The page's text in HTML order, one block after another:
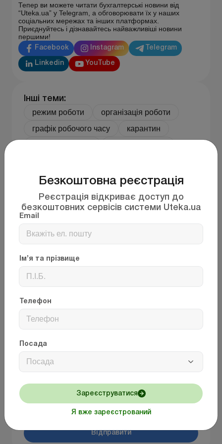
Тепер ви можете читати бухгалтерські новини від
“Uteka.ua” у Telegram, а обговорювати їх у наших
соціальних мережах та інших платформах.
Приєднуйтесь і дізнавайтесь найважливіші новини
першими!
Facebook Instagram Telegram
Linkedin YouTube
Інші теми:
режим роботи
організація роботи
графік робочого часу
карантин
Зв'язані документи
01 січня
1997
Закон встановлює державні гарантії права на
відпустки, визначає умови, тривалість і порядок
надання їх працівникам для потреб та інтересів,
всебічного розвитку особи.
Коментарі до матеріалу
Відправити
Безкоштовна реєстрація
Реєстрація відкриває доступ до
безкоштовних сервісів системи Uteka.ua
Email
Ім’я та прізвище
Телефон
Посада
Посада
Я вже зареєстрований
Зареєструватися